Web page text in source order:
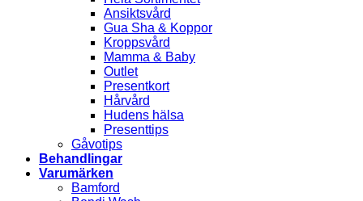
Ansiktsvård
Gua Sha & Koppor
Kroppsvård
Mamma & Baby
Outlet
Presentkort
Hårvård
Hudens hälsa
Presenttips
Gåvotips
Behandlingar
Varumärken
Bamford